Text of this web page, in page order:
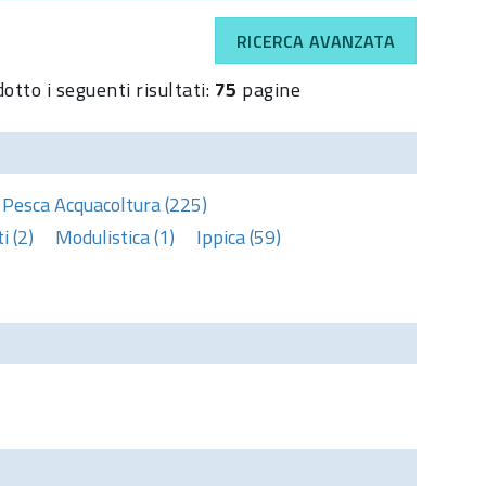
RICERCA AVANZATA
i seguenti risultati: 75 pagine
Pesca Acquacoltura (225)
(2) Modulistica (1)
Ippica (59)